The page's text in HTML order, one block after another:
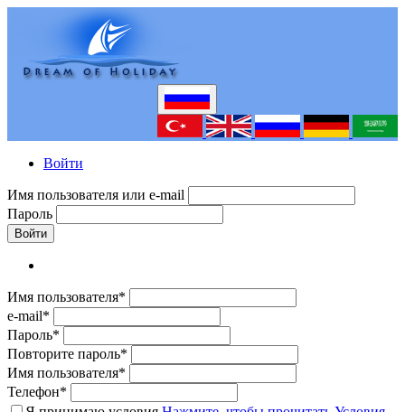
Войти
Имя пользователя или e-mail
Пароль
Войти
Имя пользователя*
e-mail*
Пароль*
Повторите пароль*
Имя пользователя*
Телефон*